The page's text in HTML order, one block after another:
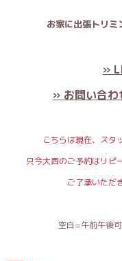
お家に出張トリミ
»
» お問い合
こちらは現在、スタ
只今大西のご予約はリピ
ご了承いただ
空白=午前午後